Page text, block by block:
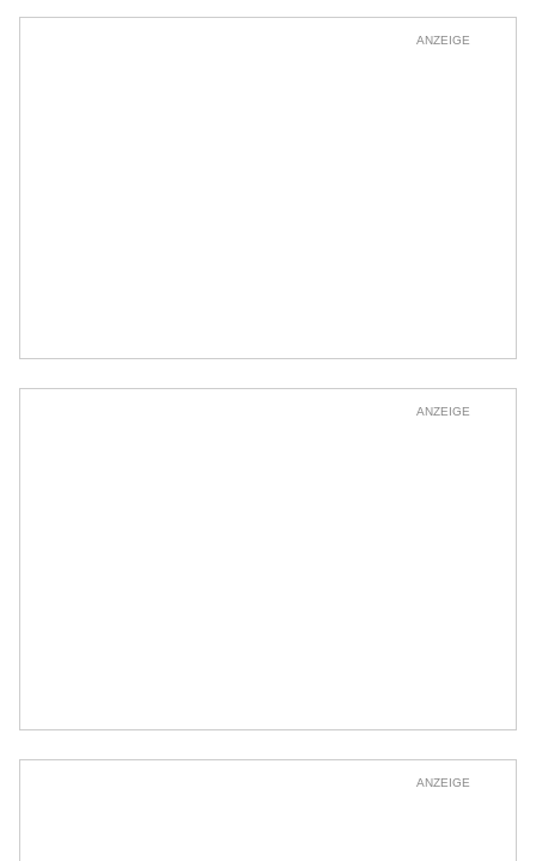
ANZEIGE
ANZEIGE
ANZEIGE